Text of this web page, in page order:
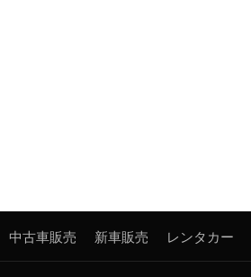
中古車販売 新車販売 レンタカー